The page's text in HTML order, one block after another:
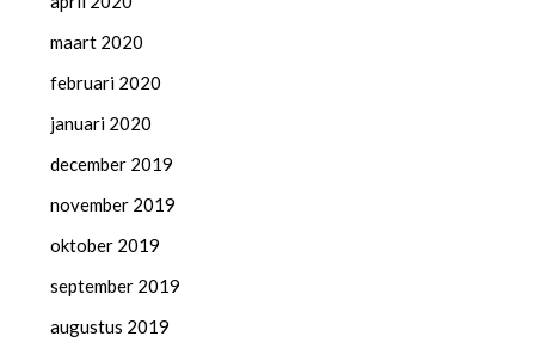
maart 2020
februari 2020
januari 2020
december 2019
november 2019
oktober 2019
september 2019
augustus 2019